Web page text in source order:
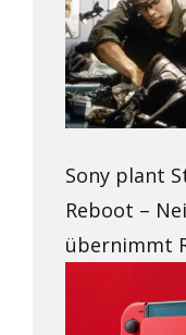
Sony plant
Reboot –
übernimmt